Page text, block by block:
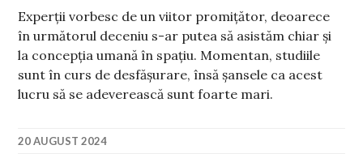
Experții vorbesc de un viitor promițător, deoarece
în următorul deceniu s-ar putea să asistăm chiar și
la concepția umană în spațiu. Momentan, studiile
sunt în curs de desfășurare, însă șansele ca acest
lucru să se adeverească sunt foarte mari.
20 AUGUST 2024